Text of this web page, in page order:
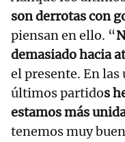
son derrotas con
piensan en ello. “
demasiado hacia
el presente. En
últimos partidos
estamos más
tenemos muy